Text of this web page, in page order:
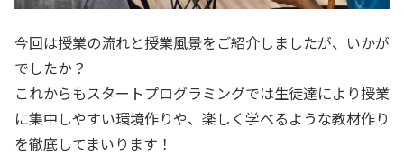
今回は授業の流れと授業風景をご紹介しましたが、いかが
でしたか？
これからもスタートプログラミングでは生徒達により授業
に集中しやすい環境作りや、楽しく学べるような教材作り
を徹底してまいります！